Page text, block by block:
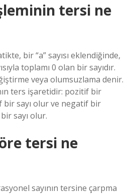
tersi ne
bir “a” sayısı eklendiğinde,
toplamı 0 olan bir sayıdır.
veya olumsuzlama denir.
ters işaretidir: pozitif bir
bir sayı olur ve negatif bir
sayı olur.
tersi ne
sayının tersine çarpma